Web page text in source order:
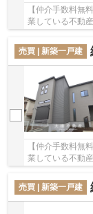
【仲介手数料無
業している不動
あります。夢の
売買 | 新築一戸建
【仲介手数料無
業している不動
内外装共に綺麗
売買 | 新築一戸建